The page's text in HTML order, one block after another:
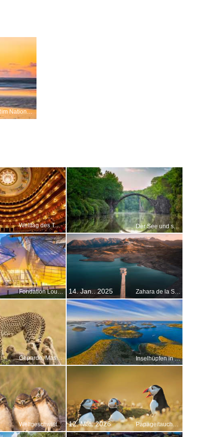
Pacific Rim National Park Reserve, Vancouver Island, Kanada
Welttag des Theaters Der See und seine Brücke uns entzücke!
Fondation Louis Vuitton in Bois de Boulogne, Paris, Frankreich 14. Jan.. 2025 Zahara de la Sierra, Cádiz, Spanien
Geparde, Masai Mara Park, Kenia Inselhüpfen in Kroatien
Weltgeschwistertag 12. Mai. 2026